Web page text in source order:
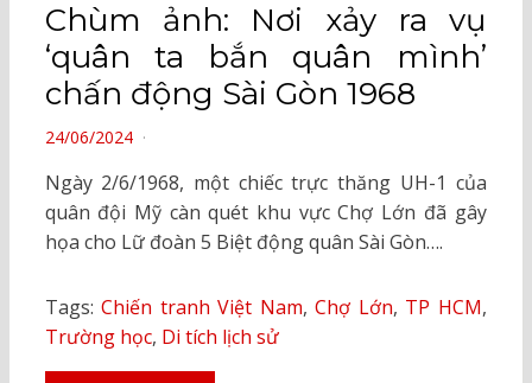
Chùm ảnh: Nơi xảy ra vụ
‘quân ta bắn quân mình’
chấn động Sài Gòn 1968
POSTED
24/06/2024
Ngày 2/6/1968, một chiếc trực thăng UH-1 của
quân đội Mỹ càn quét khu vực Chợ Lớn đã gây
họa cho Lữ đoàn 5 Biệt động quân Sài Gòn….
Tags: Chiến tranh Việt Nam, Chợ Lớn, TP HCM,
Trường học, Di tích lịch sử